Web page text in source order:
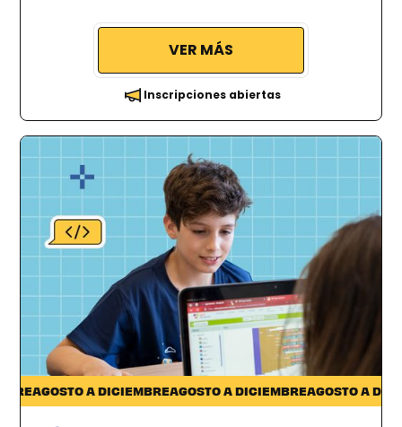
VER MÁS
Inscripciones abiertas
Pocitos
AGOSTO A DICIEMBREAGOSTO A DICIEMBREAGOSTO A